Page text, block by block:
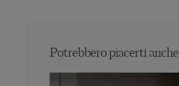
Potrebbero piacerti anche